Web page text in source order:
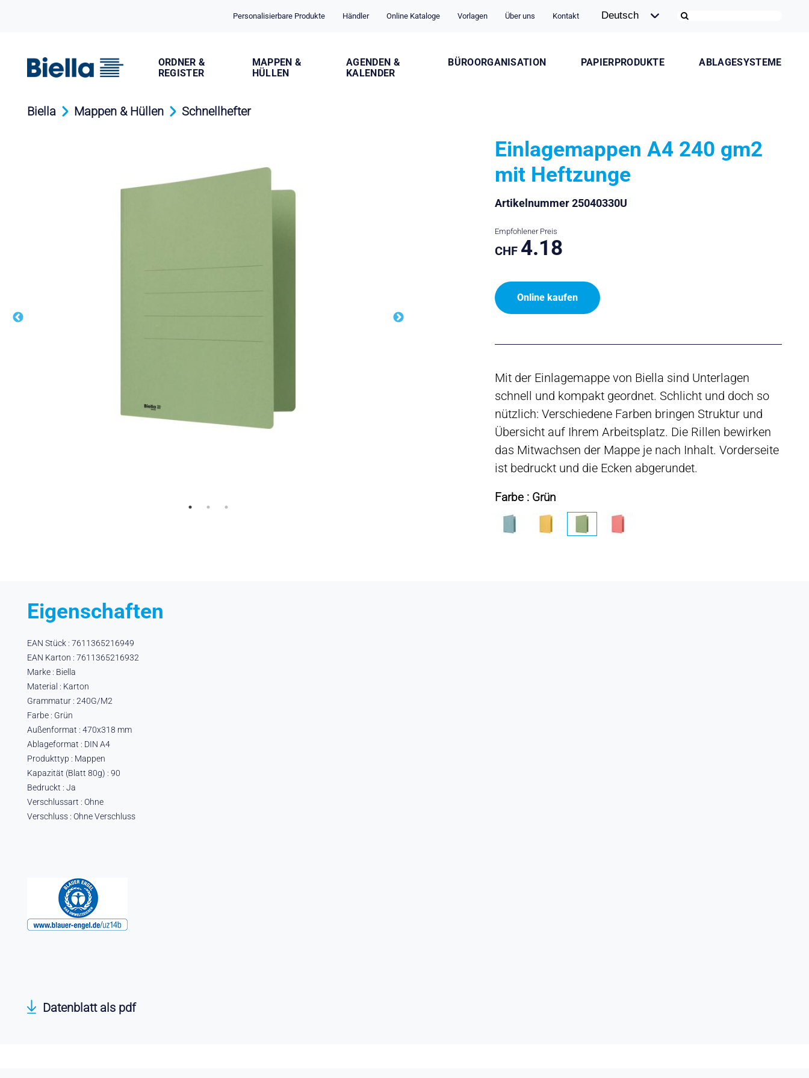
Personalisierbare Produkte Händler Online Kataloge Vorlagen Über uns Kontakt
PAPIERPRODUKTE ABLAGESYSTEME
BÜROORGANISATION
ORDNER &
REGISTER
MAPPEN &
HÜLLEN
AGENDEN &
KALENDER
Biella Mappen & Hüllen Schnellhefter
Einlagemappen A4 240 gm2
mit Heftzunge
Artikelnummer 25040330U
Empfohlener Preis
CHF 4.18
Online kaufen
Mit der Einlagemappe von Biella sind Unterlagen
schnell und kompakt geordnet. Schlicht und doch so
nützlich: Verschiedene Farben bringen Struktur und
Übersicht auf Ihrem Arbeitsplatz. Die Rillen bewirken
das Mitwachsen der Mappe je nach Inhalt. Vorderseite
ist bedruckt und die Ecken abgerundet.
Farbe : Grün
Eigenschaften
EAN Stück : 7611365216949
EAN Karton : 7611365216932
Marke : Biella
Material : Karton
Grammatur : 240G/M2
Farbe : Grün
Außenformat : 470x318 mm
Ablageformat : DIN A4
Produkttyp : Mappen
Kapazität (Blatt 80g) : 90
Bedruckt : Ja
Verschlussart : Ohne
Verschluss : Ohne Verschluss
Datenblatt als pdf